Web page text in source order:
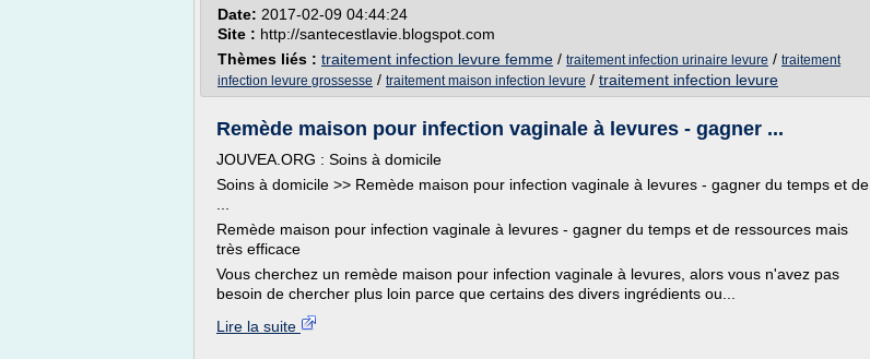
Date: 2017-02-09 04:44:24
Site : http://santecestlavie.blogspot.com
Thèmes liés : traitement infection levure femme / traitement infection urinaire levure / traitement
infection levure grossesse / traitement maison infection levure / traitement infection levure
Remède maison pour infection vaginale à levures - gagner ...
JOUVEA.ORG : Soins à domicile
Soins à domicile >> Remède maison pour infection vaginale à levures - gagner du temps et de
Remède maison pour infection vaginale à levures - gagner du temps et de ressources mais
très efficace
Vous cherchez un remède maison pour infection vaginale à levures, alors vous n'avez pas
besoin de chercher plus loin parce que certains des divers ingrédients ou...
Lire la suite